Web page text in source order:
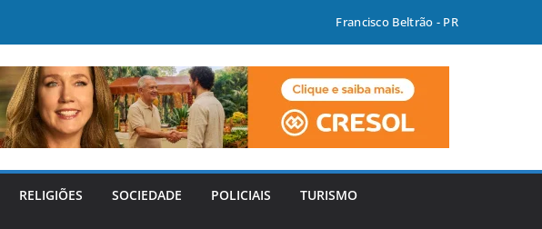
Francisco Beltrão - PR
RELIGIÕES SOCIEDADE POLICIAIS TURISMO